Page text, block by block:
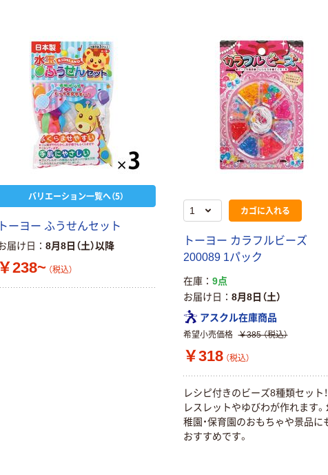
バリエーション一覧へ（5）
トーヨー ふうせんセット
届け日 8月8日（土）以降
￥238~ （税込）
カゴに入れる
トーヨー カラフルビーズ
200089 1パック
在庫
9点
お届け日
8月8日（土）
アスクル在庫商品
希望小売価格 ￥385 （税込）
￥318 （税込）
レシピ付きのビーズ8種類セット
レスレットやゆびわが作れます。
稚園・保育園のおもちゃや景品に
おすすめです。